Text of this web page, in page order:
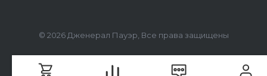
© 2026 Дженерал Пауэр, Все права защищены